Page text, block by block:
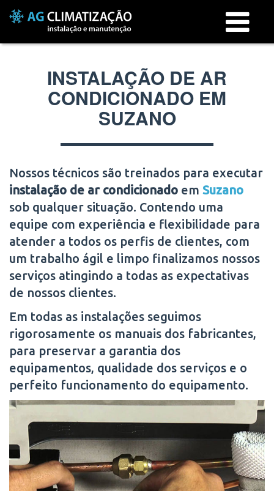
Menu
INSTALAÇÃO DE AR
CONDICIONADO EM
SUZANO
Nossos técnicos são treinados para executar
instalação de ar condicionado em Suzano
sob qualquer situação. Contendo uma
equipe com experiência e flexibilidade para
atender a todos os perfis de clientes, com
um trabalho ágil e limpo finalizamos nossos
serviços atingindo a todas as expectativas
de nossos clientes.
Em todas as instalações seguimos
rigorosamente os manuais dos fabricantes,
para preservar a garantia dos
equipamentos, qualidade dos serviços e o
perfeito funcionamento do equipamento.